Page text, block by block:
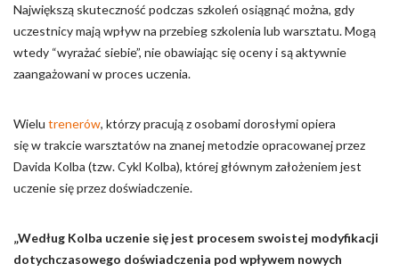
Największą skuteczność podczas szkoleń osiągnąć można, gdy
uczestnicy mają wpływ na przebieg szkolenia lub warsztatu. Mogą
wtedy “wyrażać siebie”, nie obawiając się oceny i są aktywnie
zaangażowani w proces uczenia.
Wielu trenerów, którzy pracują z osobami dorosłymi opiera
się w trakcie warsztatów na znanej metodzie opracowanej przez
Davida Kolba (tzw. Cykl Kolba), której głównym założeniem jest
uczenie się przez doświadczenie.
„Według Kolba uczenie się jest procesem swoistej modyfikacji
dotychczasowego doświadczenia pod wpływem nowych
Akceptuj wszystko